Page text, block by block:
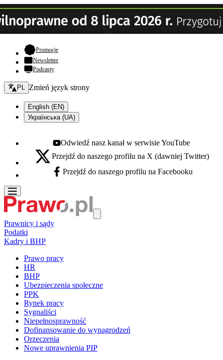
Promocje- otwiera się w nowej karcie
Newsletter
Podcasty
Zmień język - bieżący:
PL Zmień język strony
English (EN)
Українська (UA)
Youtube - otwiera się w nowej karcie
Odwiedź nasz kanał w serwisie YouTube
X - otwiera się w nowej karcie
Przejdź do naszego profilu na X (dawniej Twitter)
Facebook - otwiera się w nowej karcie
Przejdź do naszego profilu na Facebooku
Prawnicy i sądy
Podatki
Kadry i BHP
Prawo pracy
HR
BHP
Ubezpieczenia społeczne
PPK
Rynek pracy
Sygnaliści
Niepełnosprawność
Dofinansowanie do wynagrodzeń
Orzeczenia
Nowe uprawnienia PIP